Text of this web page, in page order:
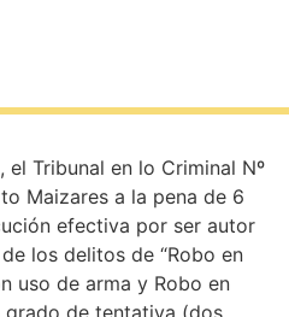
Tribunal en lo Criminal Nº
Maizares a la pena de 6
efectiva por ser autor
los delitos de “Robo en
uso de arma y Robo en